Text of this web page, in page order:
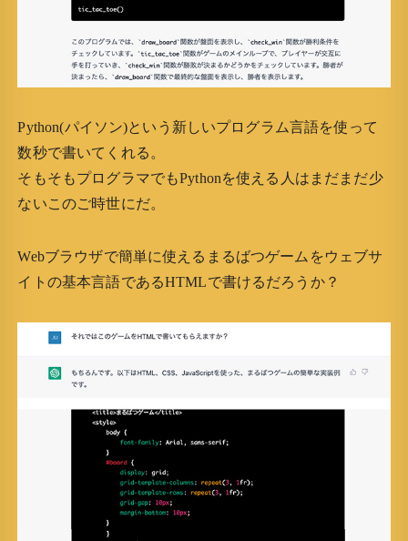
Python(パイソン)という新しいプログラム言語を使って
数秒で書いてくれる。
そもそもプログラマでもPythonを使える人はまだまだ少
ないこのご時世にだ。
Webブラウザで簡単に使えるまるばつゲームをウェブサ
イトの基本言語であるHTMLで書けるだろうか？